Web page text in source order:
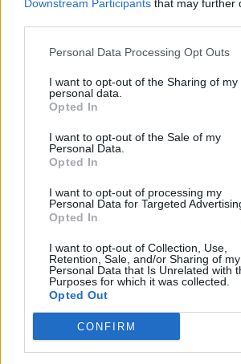
Downstream Participants that may further
Personal Data Processing Opt Outs
I want to opt-out of the Sharing of my
personal data.
Opted In
I want to opt-out of the Sale of my
Personal Data.
Opted In
I want to opt-out of processing my
Personal Data for Targeted
Opted In
I want to opt-out of Collection, Use,
Retention, Sale, and/or Sharing of my
Personal Data that Is Unrelated with
Purposes for which it was collected.
Opted Out
CONFIRM
Muzikos naktyje
Estijos alternatyvos pažibos
Žmonės 2017-03-16